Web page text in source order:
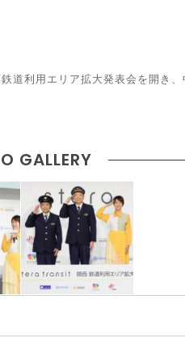
利用エリア拡大発表会を開き
GALLERY